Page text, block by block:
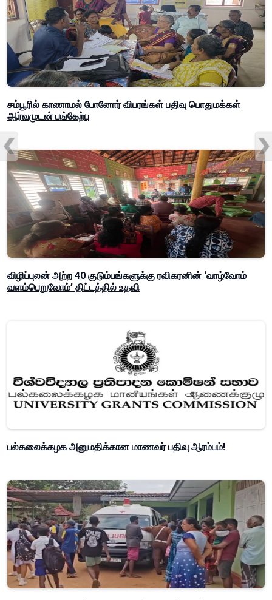
சம்பூரில் காணாமல் போனோர் விபரங்கள் பதிவு பொதுமக்கள்
ஆர்வமுடன் பங்கேற்பு
விழிப்புலன் அற்ற 40 குடும்பங்களுக்கு ரவிகரனின் ‘வாழ்வோம்
வளம்பெறுவோம்’ திட்டத்தில் உதவி
பல்கலைக்கழக அனுமதிக்கான மாணவர் பதிவு ஆரம்பம்!